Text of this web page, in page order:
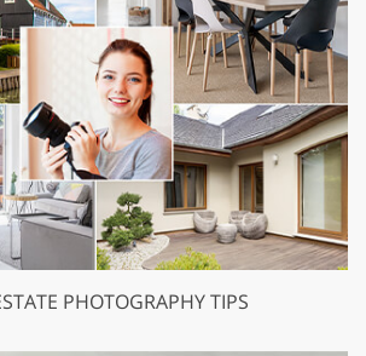
PHOTOGRAPHY TIPS